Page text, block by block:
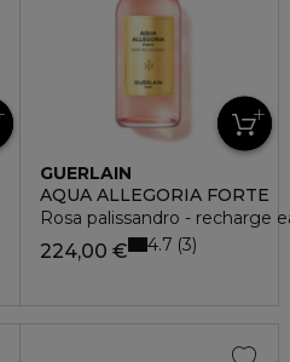
GUERLAIN
AQUA ALLEGORIA FORTE
Rosa palissandro - recharge
224,00 € 4.7 3